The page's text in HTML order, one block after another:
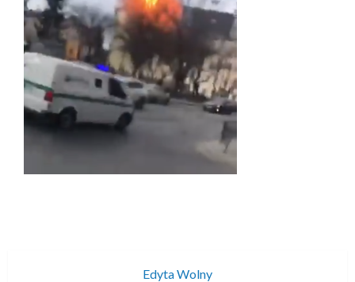
Edyta Wolny